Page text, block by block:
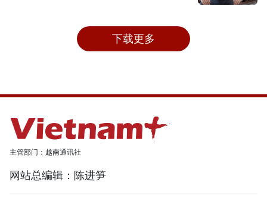
下载更多
主管部门：越南通讯社
网站总编辑：陈进笋